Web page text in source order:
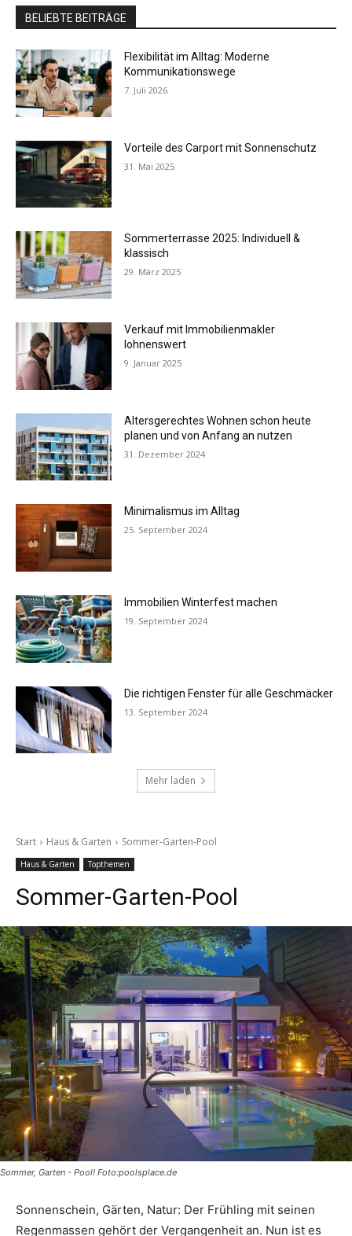
BELIEBTE BEITRÄGE
Flexibilität im Alltag: Moderne
Kommunikationswege
7. Juli 2026
Vorteile des Carport mit Sonnenschutz
31. Mai 2025
Sommerterrasse 2025: Individuell &
klassisch
29. März 2025
Verkauf mit Immobilienmakler
lohnenswert
9. Januar 2025
Altersgerechtes Wohnen schon heute
planen und von Anfang an nutzen
31. Dezember 2024
Minimalismus im Alltag
25. September 2024
Immobilien Winterfest machen
19. September 2024
Die richtigen Fenster für alle Geschmäcker
13. September 2024
Mehr laden